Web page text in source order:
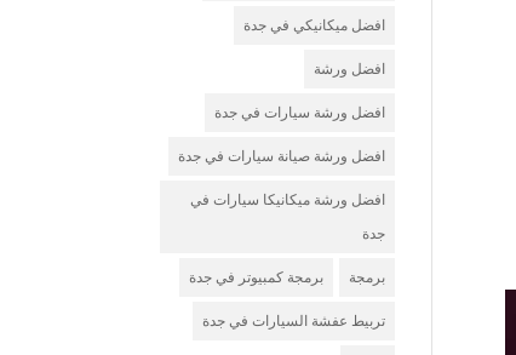
افضل ميكانيكي في جدة
افضل ورشة
افضل ورشة سيارات في جدة
افضل ورشة صيانة سيارات في جدة
افضل ورشة ميكانيكا سيارات في
جدة
برمجة برمجة كمبيوتر في جدة
تربيط عفشة السيارات في جدة